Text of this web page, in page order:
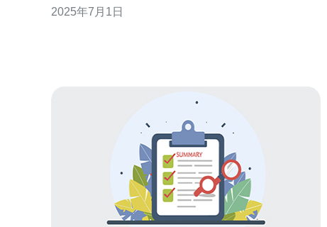
特点以及为什么它是一个优秀的选择。 香港新世界高
2025年7月1日